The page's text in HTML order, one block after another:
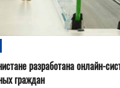
разработана онлайн-
граждан